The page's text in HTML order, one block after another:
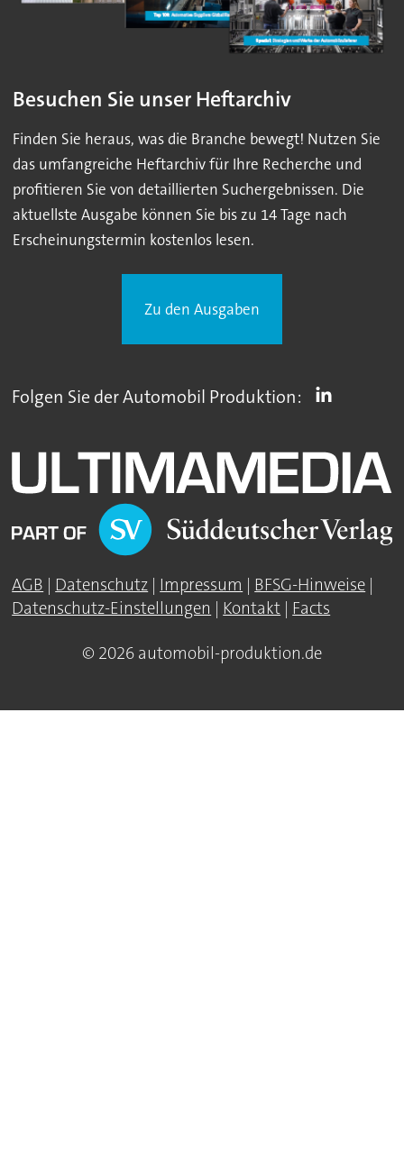
Besuchen Sie unser Heftarchiv
Finden Sie heraus, was die Branche bewegt! Nutzen Sie
das umfangreiche Heftarchiv für Ihre Recherche und
profitieren Sie von detaillierten Suchergebnissen. Die
aktuellste Ausgabe können Sie bis zu 14 Tage nach
Erscheinungstermin kostenlos lesen.
Zu den Ausgaben
Folgen Sie der Automobil Produktion:
AGB | Datenschutz | Impressum | BFSG-Hinweise |
Datenschutz-Einstellungen | Kontakt | Facts
© 2026 automobil-produktion.de